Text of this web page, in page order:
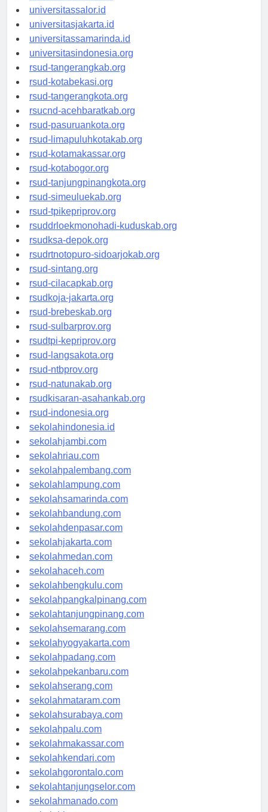
universitaswalesi.id
universitassalor.id
universitasjakarta.id
universitassamarinda.id
universitasindonesia.org
rsud-tangerangkab.org
rsud-kotabekasi.org
rsud-tangerangkota.org
rsucnd-acehbaratkab.org
rsud-pasuruankota.org
rsud-limapuluhkotakab.org
rsud-kotamakassar.org
rsud-kotabogor.org
rsud-tanjungpinangkota.org
rsud-simeuluekab.org
rsud-tpikepriprov.org
rsuddrloekmonohadi-kuduskab.org
rsudksa-depok.org
rsudrtnotopuro-sidoarjokab.org
rsud-sintang.org
rsud-cilacapkab.org
rsudkoja-jakarta.org
rsud-brebeskab.org
rsud-sulbarprov.org
rsudtpi-kepriprov.org
rsud-langsakota.org
rsud-ntbprov.org
rsud-natunakab.org
rsudkisaran-asahankab.org
rsud-indonesia.org
sekolahindonesia.id
sekolahjambi.com
sekolahriau.com
sekolahpalembang.com
sekolahlampung.com
sekolahsamarinda.com
sekolahbandung.com
sekolahdenpasar.com
sekolahjakarta.com
sekolahmedan.com
sekolahaceh.com
sekolahbengkulu.com
sekolahpangkalpinang.com
sekolahtanjungpinang.com
sekolahsemarang.com
sekolahyogyakarta.com
sekolahpadang.com
sekolahpekanbaru.com
sekolahserang.com
sekolahmataram.com
sekolahsurabaya.com
sekolahpalu.com
sekolahmakassar.com
sekolahkendari.com
sekolahgorontalo.com
sekolahtanjungselor.com